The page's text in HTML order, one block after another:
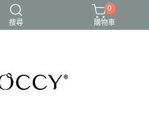
搜尋
記憶珠寶 課程體驗
0
購物車